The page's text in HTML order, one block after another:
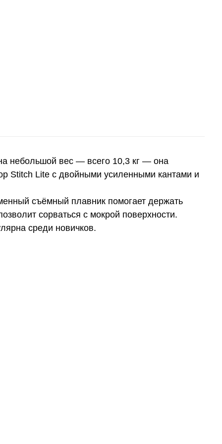
небольшой вес — всего 10,3 кг — она
Stitch Lite с двойными усиленными кантами и
съёмный плавник помогает держать
сорваться с мокрой поверхности.
среди новичков.